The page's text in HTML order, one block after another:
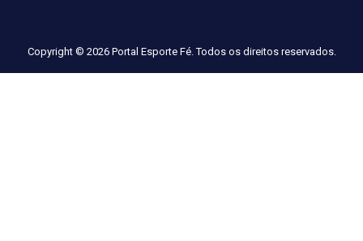
Copyright © 2026 Portal Esporte Fé. Todos os direitos reservados.